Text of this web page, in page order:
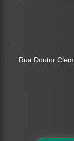
Rua Doutor